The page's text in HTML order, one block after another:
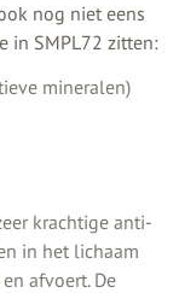
nog niet eens
in SMPL72 zitten:
mineralen)
krachtige anti-
in het lichaam
afvoert. De